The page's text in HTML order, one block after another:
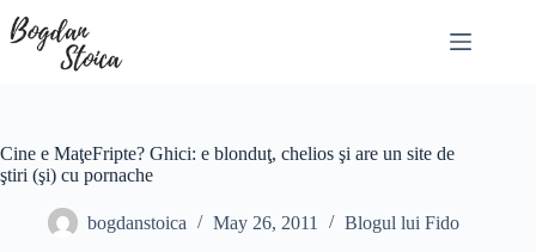
to
content
Cine e MaţeFripte? Ghici: e blonduţ, chelios şi are un site de
ştiri (şi) cu pornache
bogdanstoica May 26, 2011 Blogul lui Fido